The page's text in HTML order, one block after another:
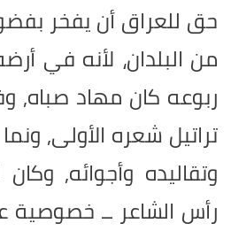
حق للعراق أن يفخر
من البلدان، لأنه في
ربوعه كان مهاد صباه,
تراتيل شعره الأولى,
وتقاليده وأجوائه,
رأس الشاعر ــ خصوصية